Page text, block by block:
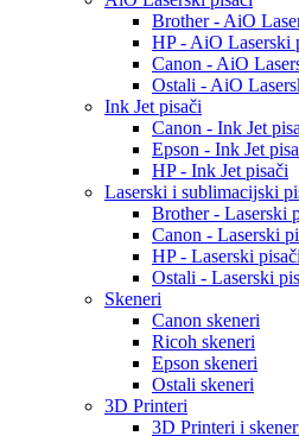
Brother - AiO
HP - AiO Laserski
Canon - AiO
Ostali - AiO
Ink Jet pisači
Canon - Ink Jet
Epson - Ink Jet
HP - Ink Jet pisači
Laserski i sublimacijski
Brother - Laserski
Canon - Laserski
HP - Laserski pisači
Ostali - Laserski
Skeneri
Canon skeneri
Ricoh skeneri
Epson skeneri
Ostali skeneri
3D Printeri
3D Printeri i